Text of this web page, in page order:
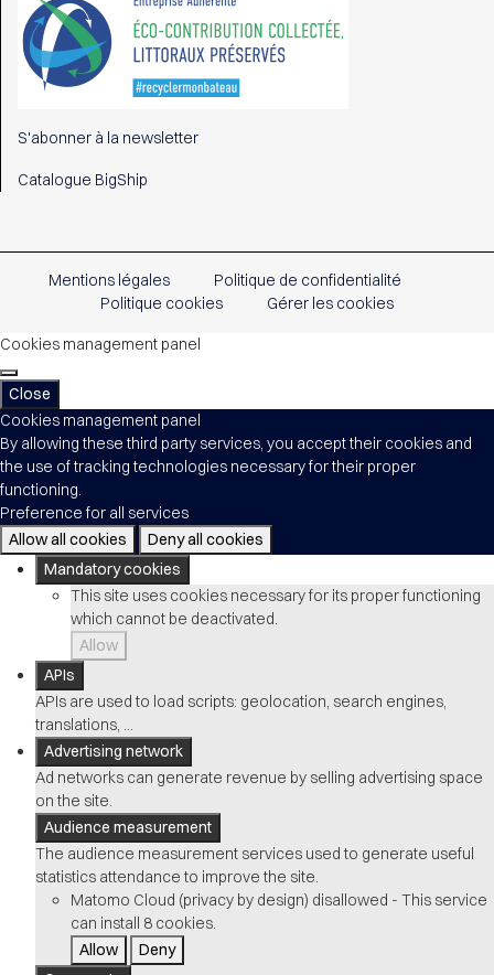
S'abonner à la newsletter
Catalogue BigShip
Mentions légales
Politique de confidentialité
Politique cookies
Gérer les cookies
Cookies management panel
Close
Cookies management panel
By allowing these third party services, you accept their cookies and
the use of tracking technologies necessary for their proper
functioning.
Preference for all services
Allow all cookies
Deny all cookies
Mandatory cookies
This site uses cookies necessary for its proper functioning
which cannot be deactivated.
Allow
APIs
APIs are used to load scripts: geolocation, search engines,
translations, ...
Advertising network
Ad networks can generate revenue by selling advertising space
on the site.
Audience measurement
The audience measurement services used to generate useful
statistics attendance to improve the site.
Matomo Cloud (privacy by design) disallowed - This service
can install 8 cookies.
Allow
Deny